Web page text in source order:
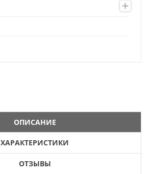
ОПИСАНИЕ
ХАРАКТЕРИСТИКИ
ОТЗЫВЫ